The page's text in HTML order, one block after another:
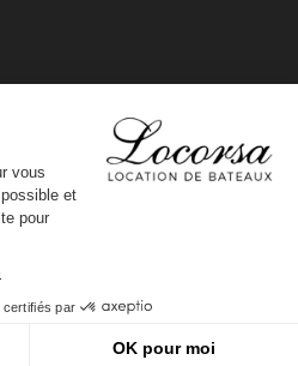
da Corsicaweb